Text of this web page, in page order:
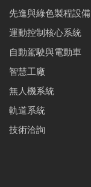
先進與綠色製程設備
運動控制核心系統
自動駕駛與電動車
智慧工廠
無人機系統
軌道系統
技術洽詢